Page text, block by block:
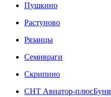
Пушкино
Растуново
Рязанцы
Семивраги
Скрипино
СНТ Авиатор-